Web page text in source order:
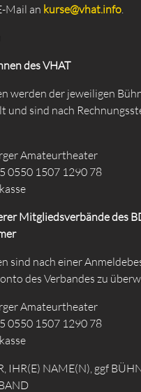
Mail an kurse@vhat.info
des VHAT
werden der jeweiligen
und sind nach
Amateurtheater
0550 1507 1290 78
Mitgliedsverbände des
sind nach einer
des Verbandes zu
Amateurtheater
0550 1507 1290 78
IHR(E) NAME(N), ggf